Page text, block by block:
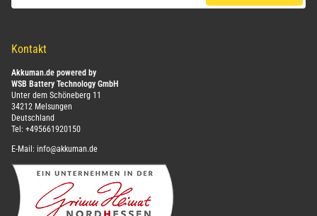
Kontakt
Akkuman.de powered by
WSB Battery Technology GmbH
Unter dem Schöneberg 11
34212 Melsungen
Deutschland
Tel: +495661920150
E-Mail: info@akkuman.de